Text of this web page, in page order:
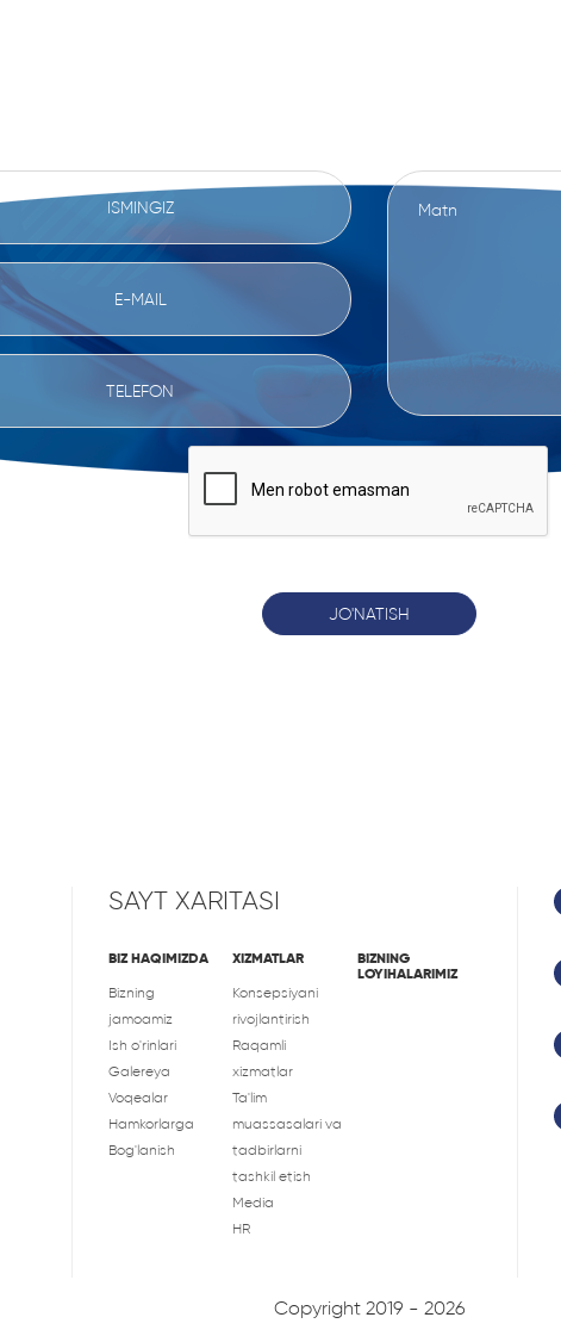
JO'NATISH
SAYT XARITASI
BIZ HAQIMIZDA
Bizning
jamoamiz
Ish o'rinlari
Galereya
Voqealar
Hamkorlarga
Bog'lanish
XIZMATLAR
Konsepsiyani
rivojlantirish
Raqamli
xizmatlar
Ta'lim
muassasalari va
tadbirlarni
tashkil etish
Media
HR
BIZNING
LOYIHALARIMIZ
Copyright 2019 - 2026